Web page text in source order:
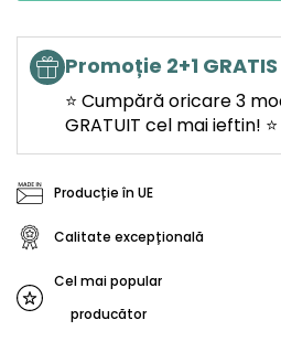
Promoție 2+1 GRATIS
⭐ Cumpără oricare 3
GRATUIT cel mai ieftin! ⭐
Producție în UE
Calitate excepțională
Cel mai popular
producător